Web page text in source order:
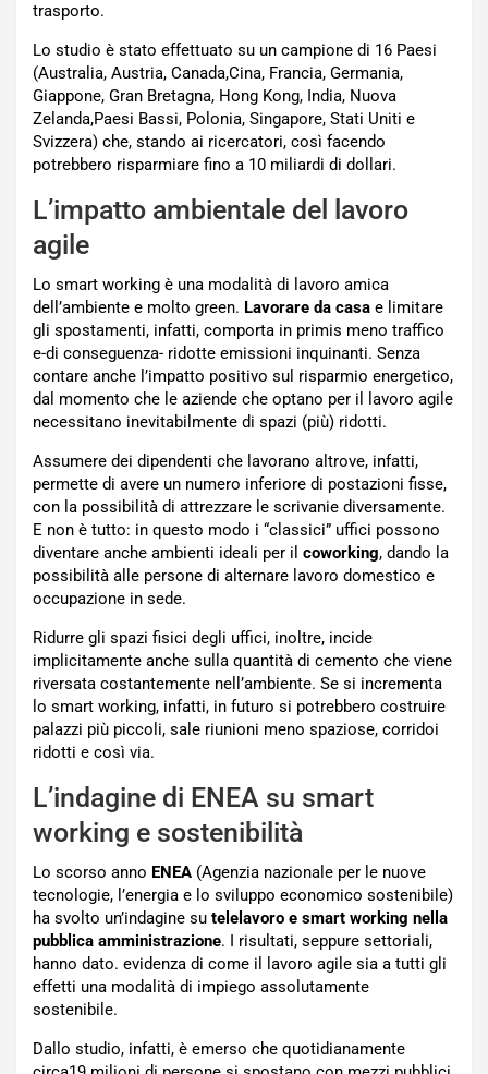
trasporto.
Lo studio è stato effettuato su un campione di 16 Paesi
(Australia, Austria, Canada,Cina, Francia, Germania,
Giappone, Gran Bretagna, Hong Kong, India, Nuova
Zelanda,Paesi Bassi, Polonia, Singapore, Stati Uniti e
Svizzera) che, stando ai ricercatori, così facendo
potrebbero risparmiare fino a 10 miliardi di dollari.
L’impatto ambientale del lavoro
agile
Lo smart working è una modalità di lavoro amica
dell’ambiente e molto green. Lavorare da casa e limitare
gli spostamenti, infatti, comporta in primis meno traffico
e-di conseguenza- ridotte emissioni inquinanti. Senza
contare anche l’impatto positivo sul risparmio energetico,
dal momento che le aziende che optano per il lavoro agile
necessitano inevitabilmente di spazi (più) ridotti.
Assumere dei dipendenti che lavorano altrove, infatti,
permette di avere un numero inferiore di postazioni fisse,
con la possibilità di attrezzare le scrivanie diversamente.
E non è tutto: in questo modo i “classici” uffici possono
diventare anche ambienti ideali per il coworking, dando la
possibilità alle persone di alternare lavoro domestico e
occupazione in sede.
Ridurre gli spazi fisici degli uffici, inoltre, incide
implicitamente anche sulla quantità di cemento che viene
riversata costantemente nell’ambiente. Se si incrementa
lo smart working, infatti, in futuro si potrebbero costruire
palazzi più piccoli, sale riunioni meno spaziose, corridoi
ridotti e così via.
L’indagine di ENEA su smart
working e sostenibilità
Lo scorso anno ENEA (Agenzia nazionale per le nuove
tecnologie, l’energia e lo sviluppo economico sostenibile)
ha svolto un’indagine su telelavoro e smart working nella
pubblica amministrazione. I risultati, seppure settoriali,
hanno dato. evidenza di come il lavoro agile sia a tutti gli
effetti una modalità di impiego assolutamente
sostenibile.
Dallo studio, infatti, è emerso che quotidianamente